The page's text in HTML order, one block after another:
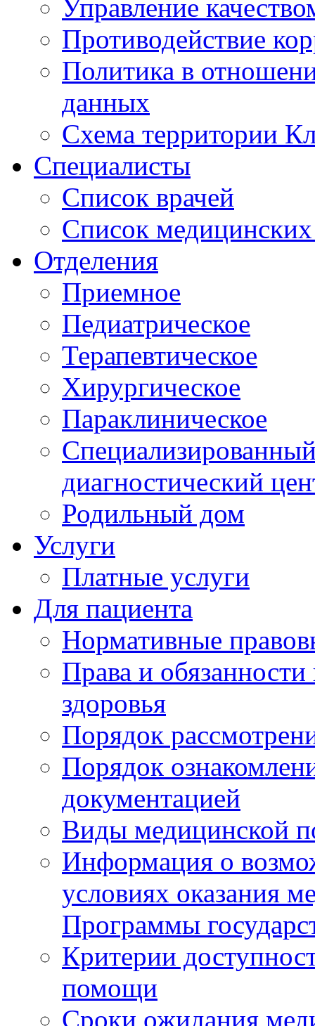
Управление
Противодействие
Политика в
данных
Схема территории
Специалисты
Список врачей
Список медицинских
Отделения
Приемное
Педиатрическое
Терапевтическое
Хирургическое
Параклиническое
диагностический
Родильный дом
Услуги
Платные услуги
Для пациента
Нормативные
Права и
здоровья
Порядок
Порядок
документацией
Виды медицинской
Информация о
условиях оказания
Программы
Критерии
помощи
Сроки ожидания